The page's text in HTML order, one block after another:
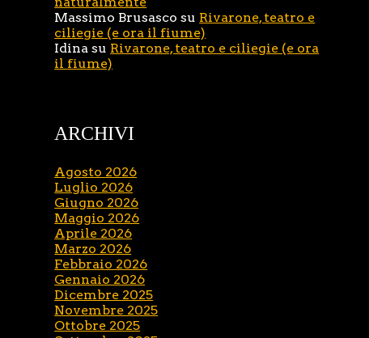
Massimo Brusasco su Rivarone, teatro e
ciliegie (e ora il fiume)
Idina su Rivarone, teatro e ciliegie (e ora
il fiume)
ARCHIVI
Agosto 2026
Luglio 2026
Giugno 2026
Maggio 2026
Aprile 2026
Marzo 2026
Febbraio 2026
Gennaio 2026
Dicembre 2025
Novembre 2025
Ottobre 2025